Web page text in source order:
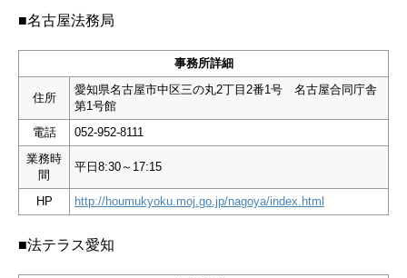
■名古屋法務局
事務所詳細
住所
愛知県名古屋市中区三の丸2丁目2番1号 名古屋合同庁舎
第1号館
電話
052-952-8111
業務時
間
平日8:30～17:15
HP http://houmukyoku.moj.go.jp/nagoya/index.html
■法テラス愛知